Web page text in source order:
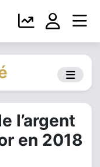
l’argent
en 2018